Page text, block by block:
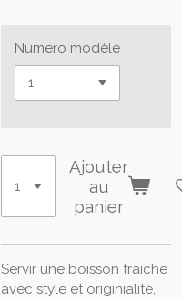
Numero modèle
Ajouter
au
panier
Servir une boisson fraiche
avec style et originialité,